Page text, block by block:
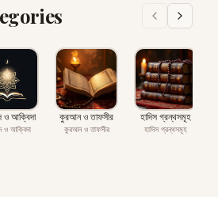
ও আক্বিদা
ও আক্বিদা
কুরআন ও তাফসীর
কুরআন ও তাফসীর
হাদিস গ্রন্থসমূহ
হাদিস গ্রন্থসমূহ